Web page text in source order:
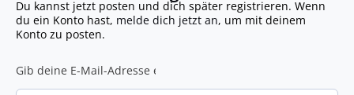
Du kannst jetzt posten und dich später registrieren. Wenn
du ein Konto hast, melde dich jetzt an, um mit deinem
Konto zu posten.